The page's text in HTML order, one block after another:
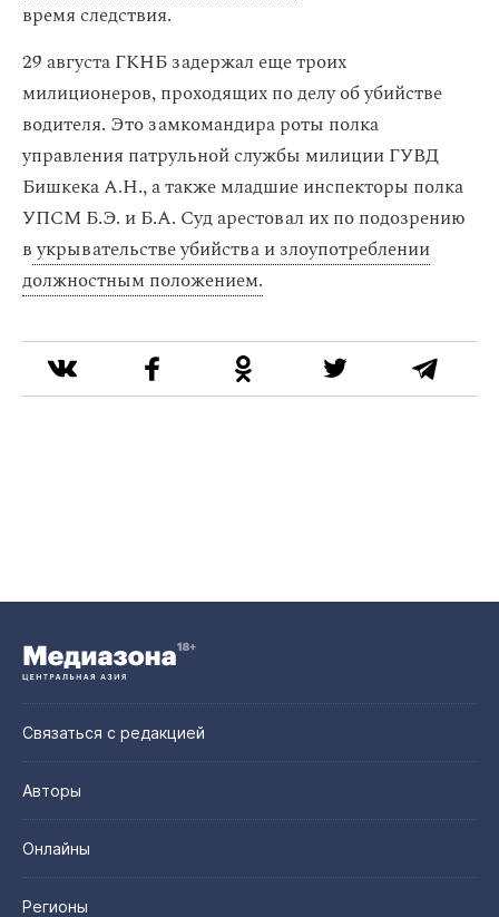
время следствия.
29 августа ГКНБ задержал еще троих
милиционеров, проходящих по делу об убийстве
водителя. Это замкомандира роты полка
управления патрульной службы милиции ГУВД
Бишкека А.Н., а также младшие инспекторы полка
УПСМ Б.Э. и Б.А. Суд арестовал их по подозрению
вукрывательстве убийства и злоупотреблении
должностным положением.
Связаться с редакцией
Авторы
Онлайны
Регионы